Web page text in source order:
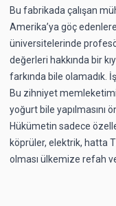
Bu fabrikada çalışan
Amerika’ya göç
üniversitelerinde
değerleri hakkında bir
farkında bile olamadık.
Bu zihniyet
yoğurt bile yapılmasını
Hükümetin sadece
köprüler, elektrik, hatta
olması ülkemize refah